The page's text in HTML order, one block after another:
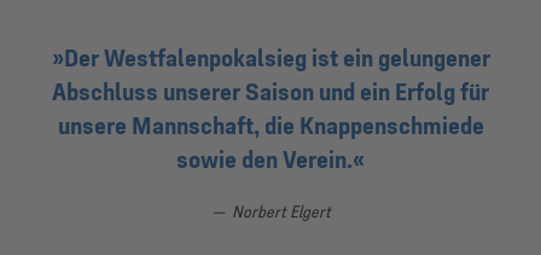
Der Westfalenpokalsieg ist ein gelungener
Abschluss unserer Saison und ein Erfolg für
unsere Mannschaft, die Knappenschmiede
sowie den Verein.
Norbert Elgert